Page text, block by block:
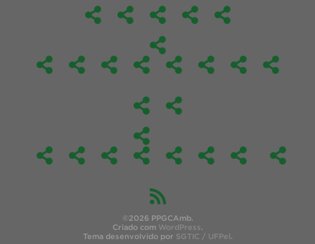
©2026 PPGCAmb.
Criado com WordPress.
Tema desenvolvido por SGTIC / UFPel.